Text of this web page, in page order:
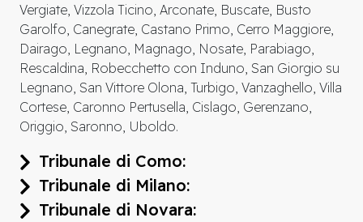
Vergiate, Vizzola Ticino, Arconate, Buscate, Busto
Garolfo, Canegrate, Castano Primo, Cerro Maggiore,
Dairago, Legnano, Magnago, Nosate, Parabiago,
Rescaldina, Robecchetto con Induno, San Giorgio su
Legnano, San Vittore Olona, Turbigo, Vanzaghello, Villa
Cortese, Caronno Pertusella, Cislago, Gerenzano,
Origgio, Saronno, Uboldo.
Tribunale di Como:
Tribunale di Milano:
Tribunale di Novara: